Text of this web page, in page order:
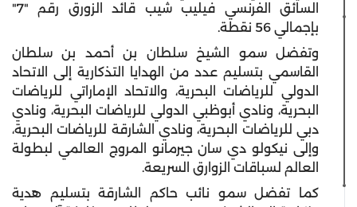
السائق الفرنسي فيليب شيب قائد الزورق رقم "7"
بإجمالي 56 نقطة.
وتفضل سمو الشيخ سلطان بن أحمد بن سلطان
القاسمي بتسليم عدد من الهدايا التذكارية إلى الاتحاد
الدولي للرياضات البحرية، والاتحاد الإماراتي للرياضات
البحرية، ونادي أبوظبي الدولي للرياضات البحرية، ونادي
دبي للرياضات البحرية، ونادي الشارقة للرياضات البحرية،
وإلى نيكولو دي سان جيرمانو المروج العالمي لبطولة
العالم لسباقات الزوارق السريعة.
كما تفضل سمو نائب حاكم الشارقة بتسليم هدية